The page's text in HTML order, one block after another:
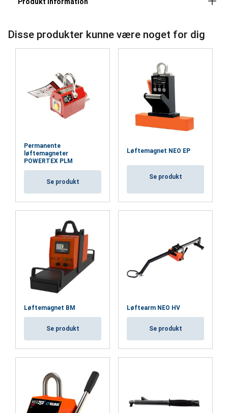
Arbejdstemperatur:
Overflade:
Standard:
Sikkerhedsfaktor:
Disse produkter kunne være noget for dig
Permanente
løftemagneter
POWERTEX PLM
Se produkt
Løftemagnet NEO EP
Se produkt
Løftemagnet BM
Se produkt
Løftearm NEO HV
Se produkt